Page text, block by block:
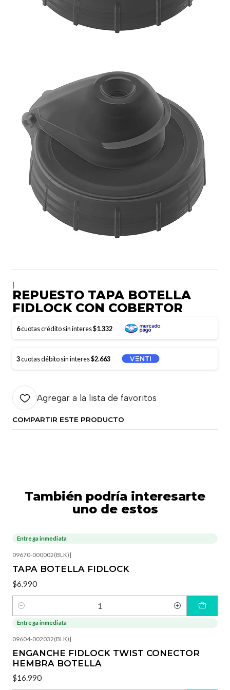
REPUESTO TAPA BOTELLA
FIDLOCK CON COBERTOR
6cuotas crédito sin interes$1.332
3cuotas débito sin interes$2.663
Agregar a la lista de favoritos
COMPARTIR ESTE PRODUCTO
También podría interesarte
uno de estos
Entrega inmediata
09670-000002(BLK) |
TAPA BOTELLA FIDLOCK
$6.990
Cantidad
Entrega inmediata
09604-002032(BLK) |
ENGANCHE FIDLOCK TWIST CONECTOR
HEMBRA BOTELLA
$16.990